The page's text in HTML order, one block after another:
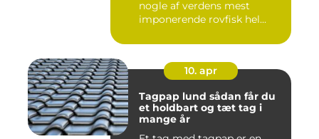
nogle af verdens mest
imponerende rovfisk hel...
10. apr
Tagpap lund sådan får du
et holdbart og tæt tag i
mange år